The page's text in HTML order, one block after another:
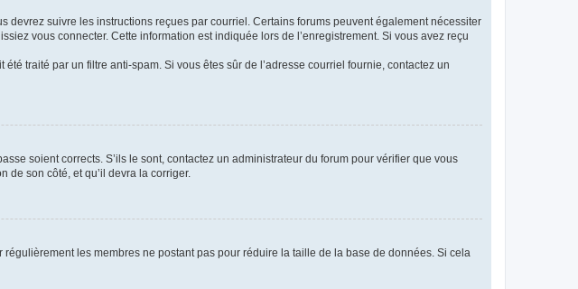
devrez suivre les instructions reçues par courriel. Certains forums peuvent également nécessiter
vous connecter. Cette information est indiquée lors de l’enregistrement. Si vous avez reçu
traité par un filtre anti-spam. Si vous êtes sûr de l’adresse courriel fournie, contactez un
soient corrects. S’ils le sont, contactez un administrateur du forum pour vérifier que vous
de son côté, et qu’il devra la corriger.
les membres ne postant pas pour réduire la taille de la base de données. Si cela